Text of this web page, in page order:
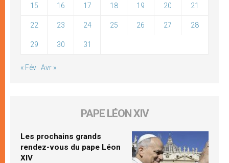
15 16 17 18 19 20 21
22 23 24 25 26 27 28
29 30 31
« Fév Avr »
PAPE LÉON XIV
Les prochains grands
rendez-vous du pape Léon
XIV